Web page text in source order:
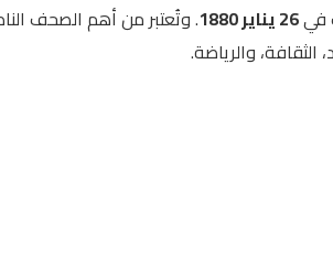
في26 يناير 1880
. وتُعتبر من أهم الصحف
الثقافة، والرياضة.